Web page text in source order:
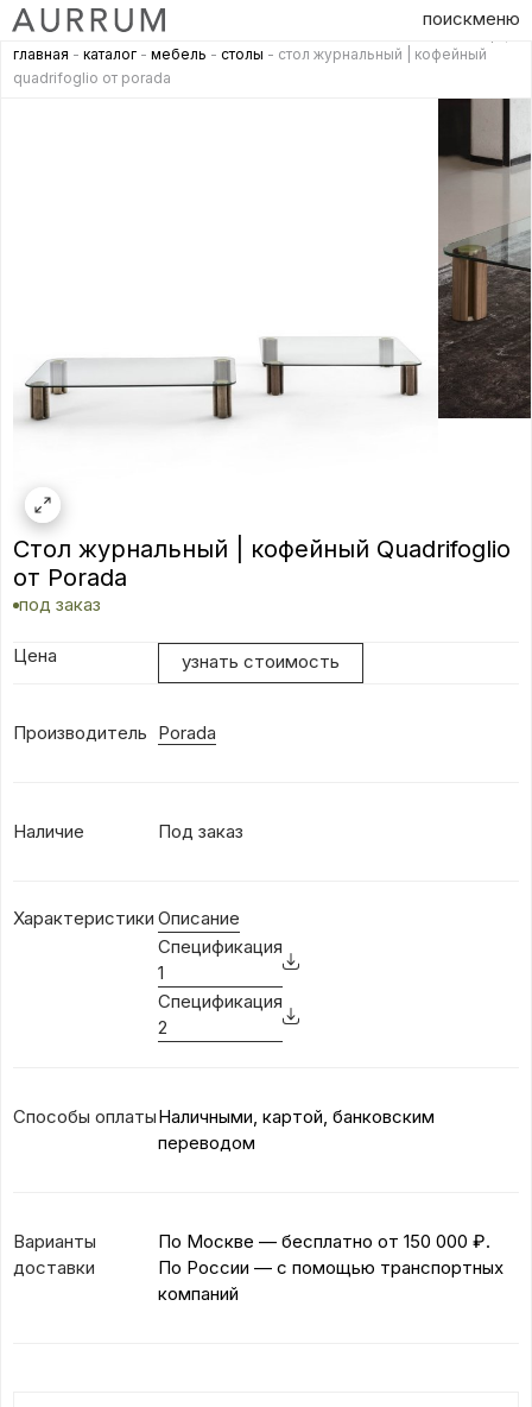
поискменю
главная - каталог - мебель - столы - стол журнальный | кофейный
quadrifoglio от porada
Стол журнальный | кофейный Quadrifoglio
от Porada
под заказ
Цена узнать стоимость
Производитель Porada
Наличие Под заказ
Характеристики Описание
Спецификация
1
Спецификация
2
Способы оплатыНаличными, картой, банковским
переводом
Варианты
доставки
По Москве — бесплатно от 150 000 ₽.
По России — с помощью транспортных
компаний